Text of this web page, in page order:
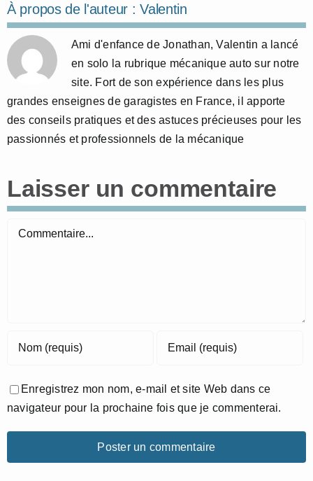
À propos de l'auteur :Valentin
Ami d'enfance de Jonathan, Valentin a lancé
en solo la rubrique mécanique auto sur notre
site. Fort de son expérience dans les plus
grandes enseignes de garagistes en France, il apporte
des conseils pratiques et des astuces précieuses pour les
passionnés et professionnels de la mécanique
Laisser un commentaire
Commentaire
Enregistrez mon nom, e-mail et site Web dans ce
navigateur pour la prochaine fois que je commenterai.